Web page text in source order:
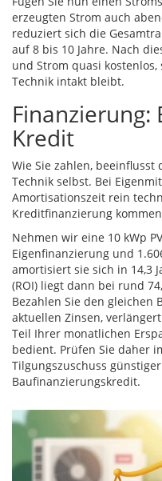
erzeugten Strom auch
reduziert sich die
auf 8 bis 10 Jahre. Nach
und Strom quasi
Technik intakt bleibt.
Finanzierung:
Kredit
Wie Sie zahlen, beeinflusst
Technik selbst. Bei
Amortisationszeit rein
Kreditfinanzierung
Nehmen wir eine 10 kWp
Eigenfinanzierung und
amortisiert sie sich in 14,3
(ROI) liegt dann bei rund
Bezahlen Sie den gleichen
aktuellen Zinsen,
Teil Ihrer monatlichen
bedient. Prüfen Sie daher
Tilgungszuschuss
Baufinanzierungskredit.